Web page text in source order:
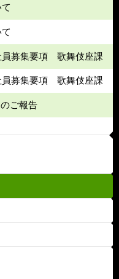
員募集要項 歌舞伎座課
員募集要項 歌舞伎座課
ご報告